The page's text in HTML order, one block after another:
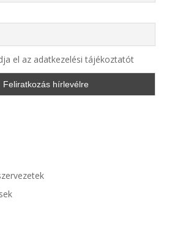
el az adatkezelési tájékoztatót